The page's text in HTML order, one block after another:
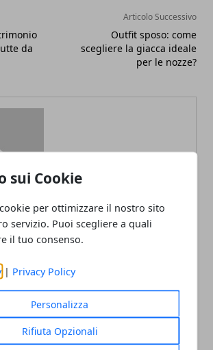
sui Cookie
per ottimizzare il nostro sito
servizio. Puoi scegliere a quali
il tuo consenso.
| Privacy Policy
Personalizza
Rifiuta Opzionali
da
Articolo Successivo
Outfit sposo: come
scegliere la giacca ideale
per le nozze?
Redazione